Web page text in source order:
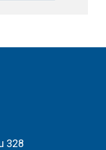
328